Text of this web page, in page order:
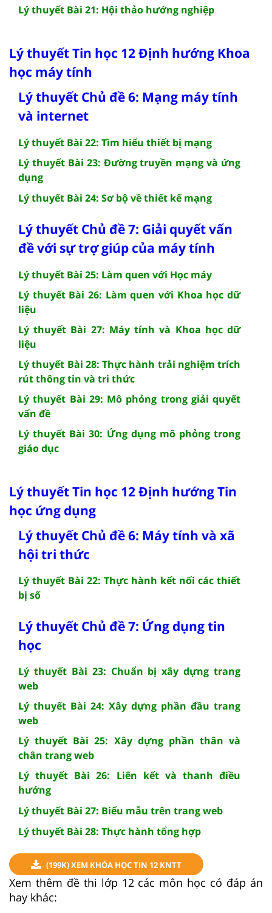
Lý thuyết Bài 21: Hội thảo hướng nghiệp
Lý thuyết Tin học 12 Định hướng Khoa
học máy tính
Lý thuyết Chủ đề 6: Mạng máy tính
và internet
Lý thuyết Bài 22: Tìm hiểu thiết bị mạng
Lý thuyết Bài 23: Đường truyền mạng và ứng
dụng
Lý thuyết Bài 24: Sơ bộ về thiết kế mạng
Lý thuyết Chủ đề 7: Giải quyết vấn
đề với sự trợ giúp của máy tính
Lý thuyết Bài 25: Làm quen với Học máy
Lý thuyết Bài 26: Làm quen với Khoa học dữ
liệu
Lý thuyết Bài 27: Máy tính và Khoa học dữ
liệu
Lý thuyết Bài 28: Thực hành trải nghiệm trích
rút thông tin và tri thức
Lý thuyết Bài 29: Mô phỏng trong giải quyết
vấn đề
Lý thuyết Bài 30: Ứng dụng mô phỏng trong
giáo dục
Lý thuyết Tin học 12 Định hướng Tin
học ứng dụng
Lý thuyết Chủ đề 6: Máy tính và xã
hội tri thức
Lý thuyết Bài 22: Thực hành kết nối các thiết
bị số
Lý thuyết Chủ đề 7: Ứng dụng tin
học
Lý thuyết Bài 23: Chuẩn bị xây dựng trang
web
Lý thuyết Bài 24: Xây dựng phần đầu trang
web
Lý thuyết Bài 25: Xây dựng phần thân và
chân trang web
Lý thuyết Bài 26: Liên kết và thanh điều
hướng
Lý thuyết Bài 27: Biểu mẫu trên trang web
Lý thuyết Bài 28: Thực hành tổng hợp
(199K) XEM KHÓA HỌC TIN 12 KNTT
Xem thêm đề thi lớp 12 các môn học có đáp án
hay khác: